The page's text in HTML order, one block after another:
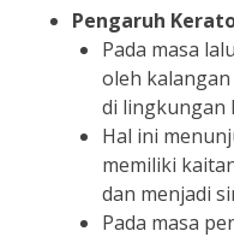
Pengaruh
Pada masa
oleh
di lingkungan
Hal ini
memiliki
dan menjadi
Pada masa